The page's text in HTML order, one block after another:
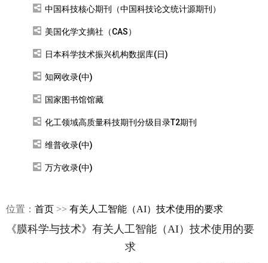
中国科技核心期刊（中国科技论文统计源期刊）
美国化学文摘社（CAS）
日本科学技术振兴机构数据库(日)
知网收录(中)
国家图书馆馆藏
化工领域高质量科技期刊分级目录T2期刊
维普收录(中)
万方收录(中)
位置： 首页 >> 有关人工智能（AI）技术使用的要求
《膜科学与技术》有关人工智能（AI）技术使用的要
求